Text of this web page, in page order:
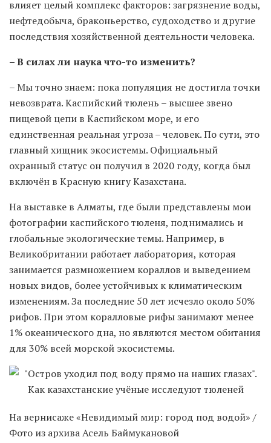
влияет целый комплекс факторов: загрязнение воды,
нефтедобыча, браконьерство, судоходство и другие
последствия хозяйственной деятельности человека.
– В силах ли наука что-то изменить?
– Мы точно знаем: пока популяция не достигла точки
невозврата. Каспийский тюлень – высшее звено
пищевой цепи в Каспийском море, и его
единственная реальная угроза – человек. По сути, это
главный хищник экосистемы. Официальный
охранный статус он получил в 2020 году, когда был
включён в Красную книгу Казахстана.
На выставке в Алматы, где были представлены мои
фотографии каспийского тюленя, поднимались и
глобальные экологические темы. Например, в
Великобритании работает лаборатория, которая
занимается размножением кораллов и выведением
новых видов, более устойчивых к климатическим
изменениям. За последние 50 лет исчезло около 50%
рифов. При этом коралловые рифы занимают менее
1% океанического дна, но являются местом обитания
для 30% всей морской экосистемы.
На вернисаже «Невидимый мир: город под водой» /
Фото из архива Асель Баймукановой